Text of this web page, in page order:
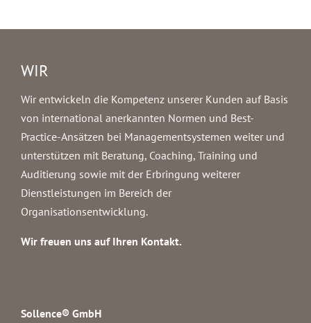
WIR
Wir entwickeln die Kompetenz unserer Kunden auf Basis
von international anerkannten Normen und Best-
Practice-Ansätzen bei Managementsystemen weiter und
unterstützen mit Beratung, Coaching, Training und
Auditierung sowie mit der Erbringung weiterer
Dienstleistungen im Bereich der
Organisationsentwicklung.
Wir freuen uns auf Ihren Kontakt.
Sollence® GmbH